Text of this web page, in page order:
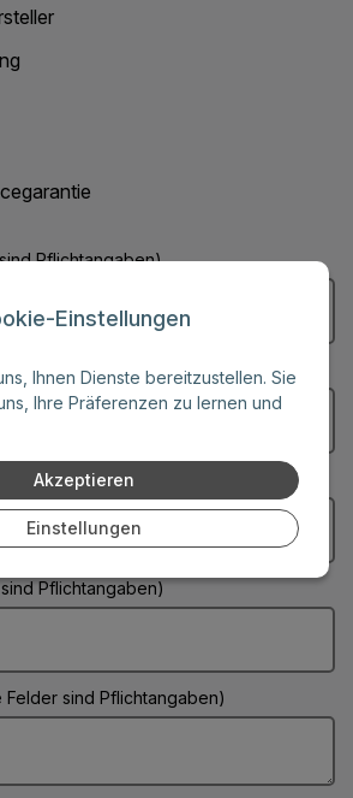
Einstellungen
Ihnen Dienste bereitzustellen. Sie
Ihre Präferenzen zu lernen und
Akzeptieren
Einstellungen
Pflichtangaben)
Pflichtangaben)
Pflichtangaben)
Felder sind Pflichtangaben)